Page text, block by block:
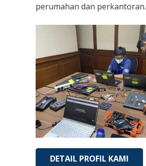
perumahan dan perkantoran.
DETAIL PROFIL KAMI